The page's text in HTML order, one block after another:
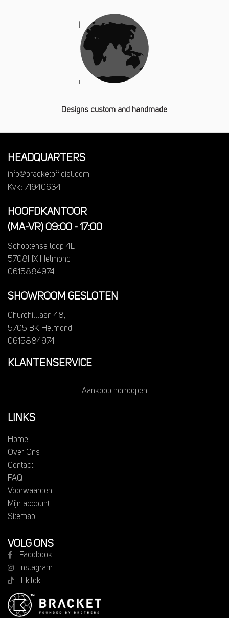
Designs custom and handmade
HEADQUARTERS
info@bracketofficial.com
Kvk: 71940634
HOOFDKANTOOR
(MA-VR) 09:00 - 17:00
Schootense loop 4L
5708HX Helmond
0615884974
SHOWROOM GESLOTEN
Churchilllaan 48,
5705 BK Helmond
0615884974
KLANTENSERVICE
Aankoop herroepen
LINKS
Home
Over Ons
Contact
FAQ
Voorwaarden
Mijn account
Sitemap
VOLG ONS
Facebook
Instagram
TikTok